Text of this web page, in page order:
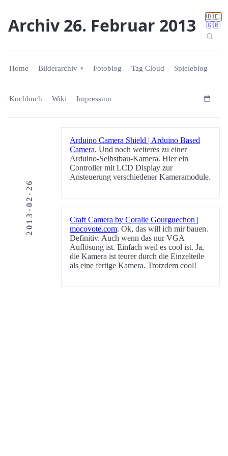
🇩🇪
🇬🇧
Archiv 26. Februar 2013
Home Bilderarchiv Fotoblog Tag Cloud Spieleblog
Kochbuch Wiki Impressum
2013-02-26
Arduino Camera Shield | Arduino Based
Camera. Und noch weiteres zu einer
Arduino-Selbstbau-Kamera. Hier ein
Controller mit LCD Display zur
Ansteuerung verschiedener Kameramodule.
Craft Camera by Coralie Gourguechon |
mocovote.com. Ok, das will ich mir bauen.
Definitiv. Auch wenn das nur VGA
Auflösung ist. Einfach weil es cool ist. Ja,
die Kamera ist teurer durch die Einzelteile
als eine fertige Kamera. Trotzdem cool!